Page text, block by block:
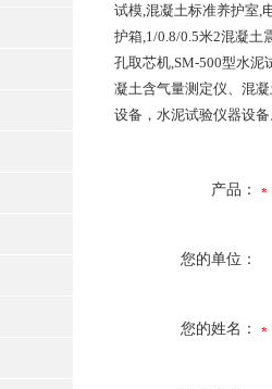
试模,混凝土标准养护室,
护箱,1/0.8/0.5米2混凝土
孔取芯机,SM-500型水泥
凝土含气量测定仪、混
设备，水泥试验仪器设
产品：
您的单位：
您的姓名：